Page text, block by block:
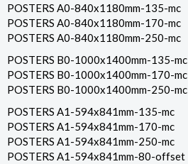
POSTERS A0-840x1180mm-135-mc
POSTERS A0-840x1180mm-170-mc
POSTERS A0-840x1180mm-250-mc
POSTERS B0-1000x1400mm-135-mc
POSTERS B0-1000x1400mm-170-mc
POSTERS B0-1000x1400mm-250-mc
POSTERS A1-594x841mm-135-mc
POSTERS A1-594x841mm-170-mc
POSTERS A1-594x841mm-250-mc
POSTERS A1-594x841mm-80-offset